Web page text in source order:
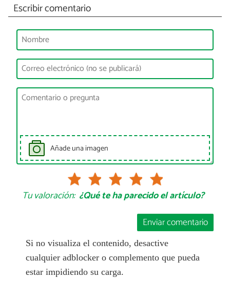
Escribir comentario
Añade una imagen
Tu valoración: ¿Qué te ha parecido el artículo?
Enviar comentario
Si no visualiza el contenido, desactive
cualquier adblocker o complemento que pueda
estar impidiendo su carga.